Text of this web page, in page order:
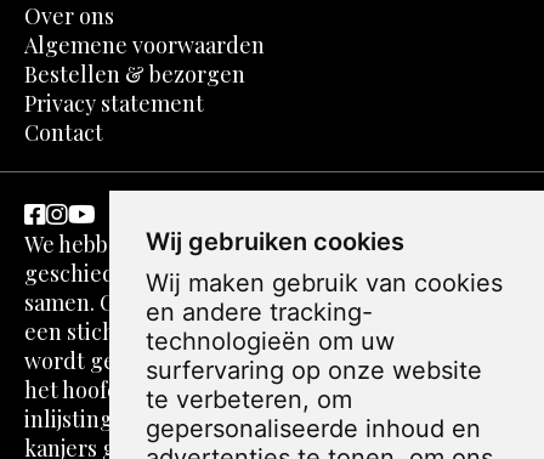
Wij gebruiken cookies
Wij maken gebruik van cookies
en andere tracking-
technologieën om uw
surfervaring op onze website
te verbeteren, om
gepersonaliseerde inhoud en
Over ons
Algemene voorwaarden
Bestellen & bezorgen
Privacy statement
Contact
We hebben een passie voor kunst en
geschiedenis. Dit komt in spotprenten perfect
samen. Ons verhaal gaat echter verder. We zijn
een stichting zonder winstoogmerk. De webshop
wordt gerund door volwassenen die vaak over
het hoofd worden gezien. Alle foto's, teksten,
inlijstingen en verzendingen worden door onze
kanjers gedaan. Jij blij met je spotprent, een